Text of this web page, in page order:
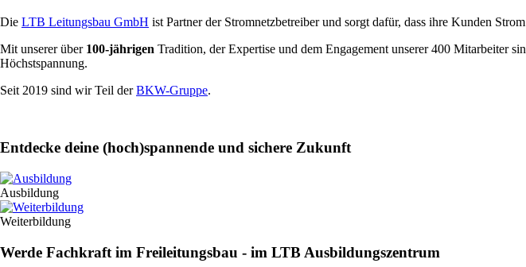
Die LTB Leitungsbau GmbH ist Partner der Stromnetzbetreiber und sorgt dafür, dass ihre Kunden
Mit unserer über 100-jährigen Tradition, der Expertise und dem Engagement unserer 400 Mitarbeiter
Höchstspannung.
Seit 2019 sind wir Teil derBKW-Gruppe.
Entdecke deine (hoch)spannende und sichere Zukunft
Ausbildung
Weiterbildung
Werde Fachkraft im Freileitungsbau - im LTB Ausbildungszentrum